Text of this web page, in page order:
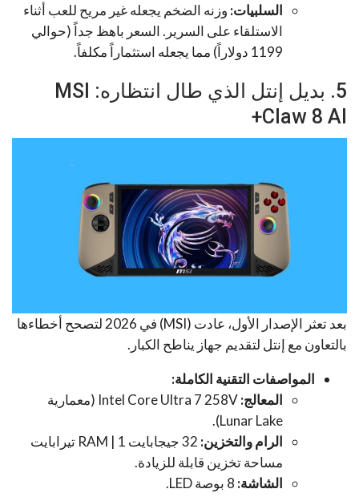
السلبيات: وزنه الضخم يجعله غير مريح للعب أثناء
الاستلقاء على السرير. السعر باهظ جداً (حوالي
1199 دولاراً) مما يجعله استثماراً مكلفاً.
5. بديل إنتل الذي طال انتظاره: MSI
Claw 8 AI+
بعد تعثر الإصدار الأول، عادت (MSI) في 2026 لتصحح أخطاءها
بالتعاون مع إنتل لتقديم جهاز يناطح الكبار.
المواصفات التقنية الكاملة:
المعالج:
Intel Core Ultra 7 258V (معمارية
Lunar Lake).
الرام والتخزين:
32 جيجابايت RAM | 1 تيرابايت
مساحة تخزين قابلة للزيادة.
الشاشة: